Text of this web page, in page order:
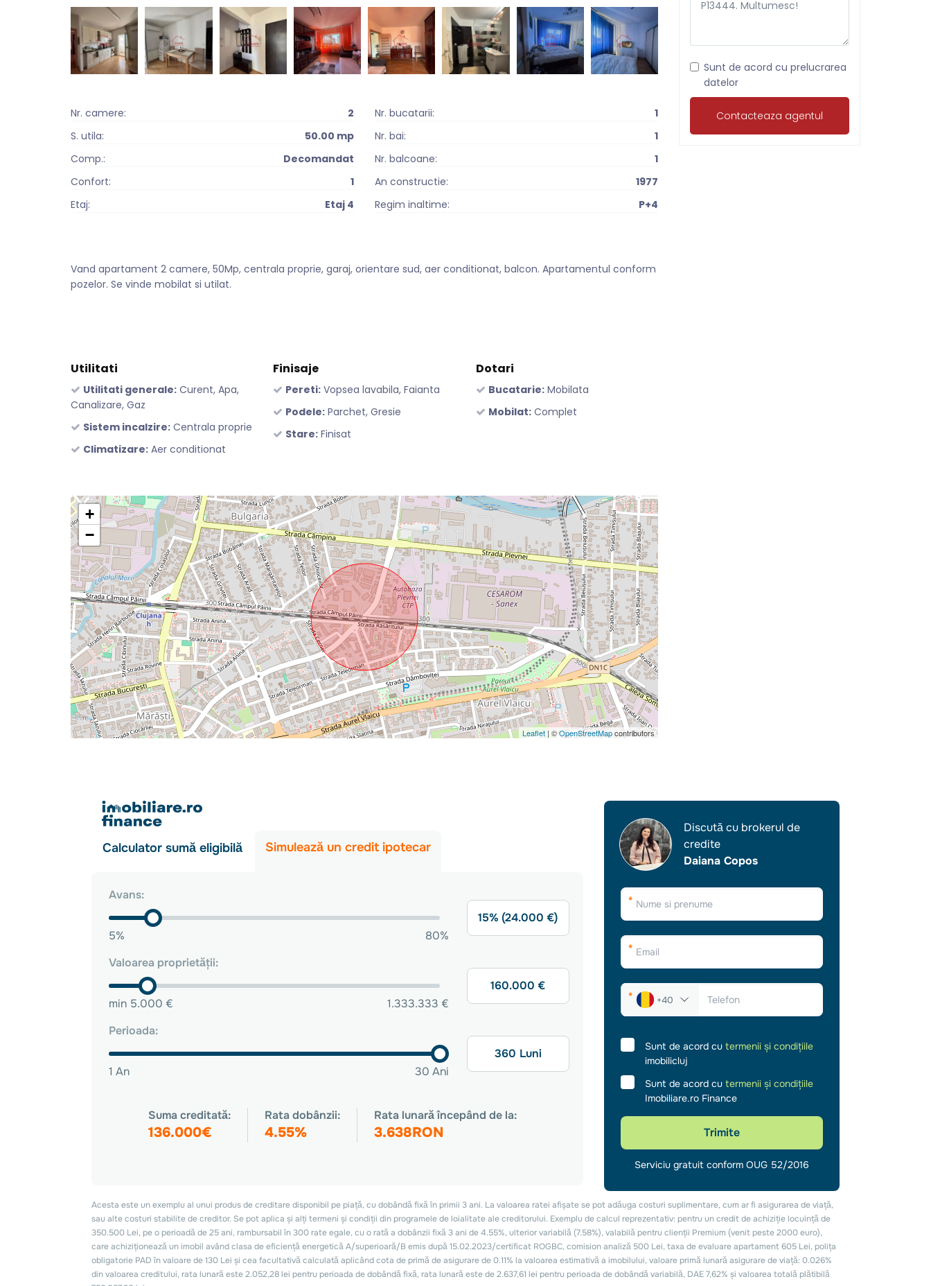
Nr. camere:
2
S. utila:
50.00 mp
Comp.:
Decomandat
Confort:
1
Etaj:
Etaj 4
Nr. bucatarii:
1
Nr. bai:
1
Nr. balcoane:
1
An constructie:
1977
Regim inaltime:
P+4
Vand apartament 2 camere, 50Mp, centrala proprie, garaj, orientare sud, aer conditionat, balcon. Apartamentul conform
pozelor. Se vinde mobilat si utilat.
Utilitati
Utilitati generale: Curent, Apa,
Canalizare, Gaz
Sistem incalzire: Centrala proprie
Climatizare: Aer conditionat
Finisaje
Pereti: Vopsea lavabila, Faianta
Podele: Parchet, Gresie
Stare: Finisat
Dotari
Bucatarie:Mobilata
Mobilat:Complet
+
−
Leaflet| ©OpenStreetMapcontributors
Sunt de acord cu prelucrarea
datelor